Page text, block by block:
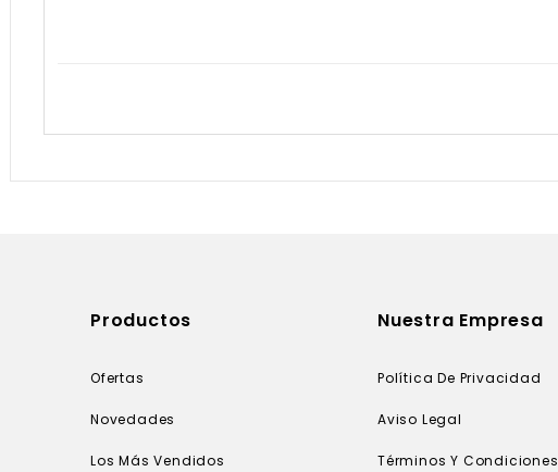
Productos
Ofertas
Novedades
Los Más Vendidos
Nuestra Empresa
Política De Privacidad
Aviso Legal
Términos Y Condiciones